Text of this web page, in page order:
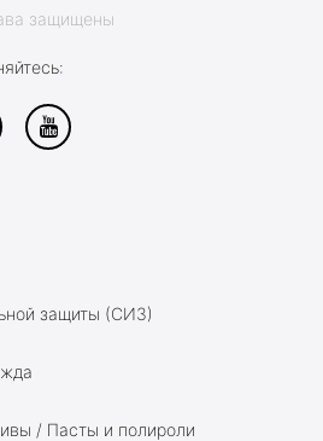
защищены
защиты (СИЗ)
/ Пасты и полироли